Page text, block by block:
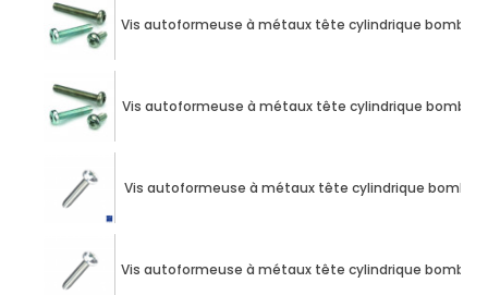
Vis autoformeuse à métaux tête cylindrique bombée
Vis autoformeuse à métaux tête cylindrique bombée
Vis autoformeuse à métaux tête cylindrique bombée
Vis autoformeuse à métaux tête cylindrique bombée